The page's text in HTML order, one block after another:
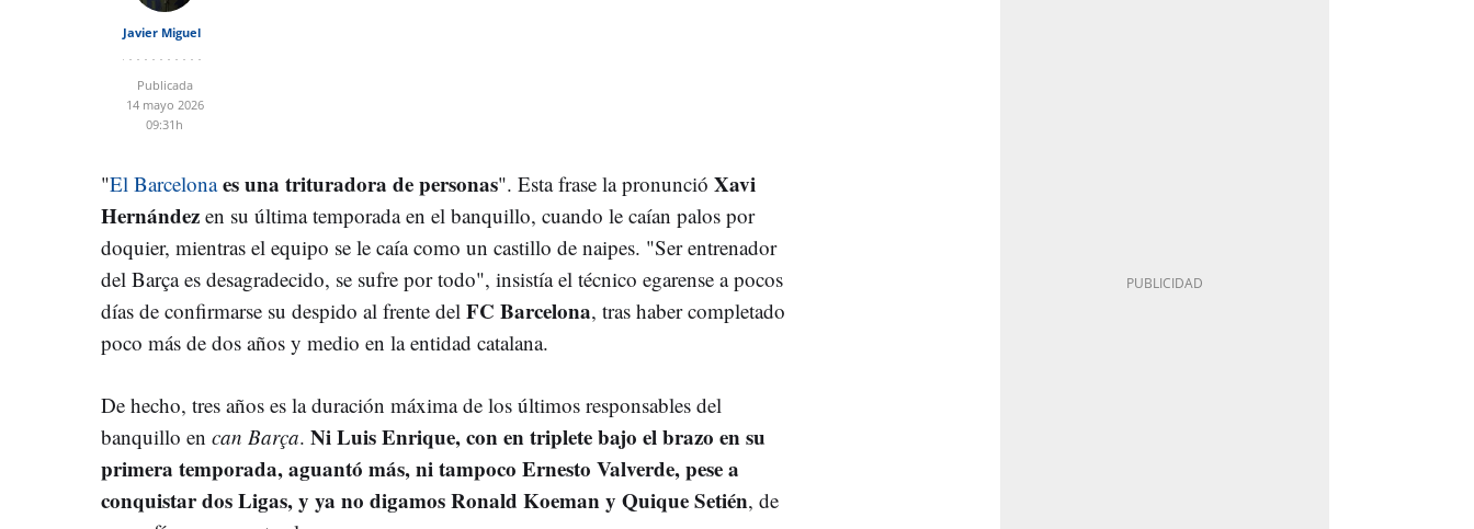
Javier Miguel
Publicada
14 mayo 2026
09:31h
"El Barcelonaes una trituradora de personas". Esta frase la pronunció Xavi
Hernández en su última temporada en el banquillo, cuando le caían palos por
doquier, mientras el equipo se le caía como un castillo de naipes. "Ser entrenador
del Barça es desagradecido, se sufre por todo", insistía el técnico egarense a pocos
días de confirmarse su despido al frente del FC Barcelona, tras haber completado
poco más de dos años y medio en la entidad catalana.
De hecho, tres años es la duración máxima de los últimos responsables del
banquillo en can Barça. Ni Luis Enrique, con en triplete bajo el brazo en su
primera temporada, aguantó más, ni tampoco Ernesto Valverde, pese a
conquistar dos Ligas, y ya no digamos Ronald Koeman y Quique Setién, de